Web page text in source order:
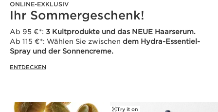
ONLINE-EXKLUSIV
Ihr Sommergeschenk!
Ab 95 €*: 3 Kultprodukte und das NEUE Haarserum.
Ab 115 €*: Wählen Sie zwischen dem Hydra-Essentiel-
Spray und der Sonnencreme.
ENTDECKEN
Try it on